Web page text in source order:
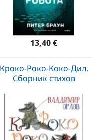
13,40 €
Кроко-Роко-Коко-Дил.
Сборник стихов